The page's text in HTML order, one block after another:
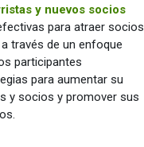
y nuevos socios
para atraer socios
través de un enfoque
participantes
para aumentar su
y socios y promover sus